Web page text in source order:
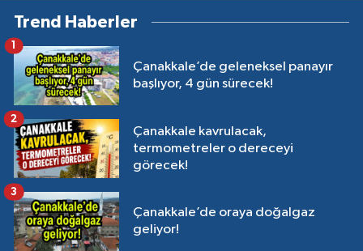
Trend Haberler
Çanakkale’de geleneksel panayır
başlıyor, 4 gün sürecek!
1
Çanakkale kavrulacak,
termometreler o dereceyi
görecek!
2
Çanakkale’de oraya doğalgaz
geliyor!
3